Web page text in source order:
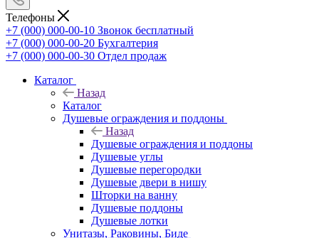
Телефоны
+7 (000) 000-00-10 Звонок бесплатный
+7 (000) 000-00-20 Бухгалтерия
+7 (000) 000-00-30 Отдел продаж
Каталог
Назад
Каталог
Душевые ограждения и поддоны
Назад
Душевые ограждения и поддоны
Душевые углы
Душевые перегородки
Душевые двери в нишу
Шторки на ванну
Душевые поддоны
Душевые лотки
Унитазы, Раковины, Биде